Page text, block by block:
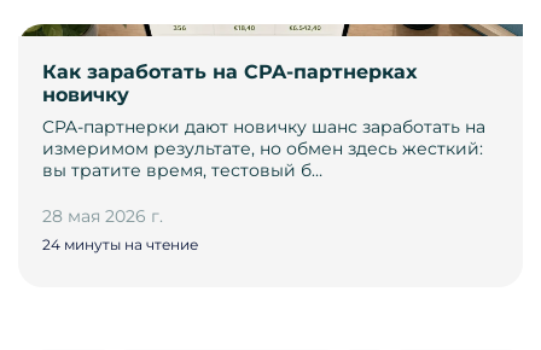
Как заработать на CPA-партнерках
новичку
CPA-партнерки дают новичку шанс заработать на
измеримом результате, но обмен здесь жесткий:
вы тратите время, тестовый б…
28 мая 2026 г.
24 минуты на чтение